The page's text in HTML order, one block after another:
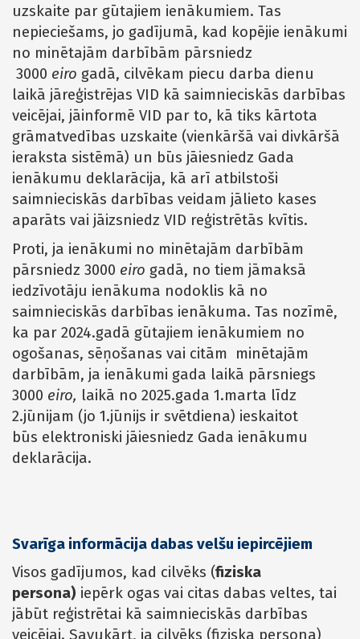
uzskaite par gūtajiem ienākumiem. Tas
nepieciešams, jo gadījumā, kad kopējie ienākumi
no minētajām darbībām pārsniedz
3000 eiro gadā, cilvēkam piecu darba dienu
laikā jāreģistrējas VID kā saimnieciskās darbības
veicējai, jāinformē VID par to, kā tiks kārtota
grāmatvedības uzskaite (vienkāršā vai divkāršā
ieraksta sistēmā) un būs jāiesniedz Gada
ienākumu deklarācija, kā arī atbilstoši
saimnieciskās darbības veidam jālieto kases
aparāts vai jāizsniedz VID reģistrētās kvītis.
Proti, ja ienākumi no minētajām darbībām
pārsniedz 3000 eiro gadā, no tiem jāmaksā
iedzīvotāju ienākuma nodoklis kā no
saimnieciskās darbības ienākuma. Tas nozīmē,
ka par 2024.gadā gūtajiem ienākumiem no
ogošanas, sēņošanas vai citām minētajām
darbībām, ja ienākumi gada laikā pārsniegs
3000 eiro, laikā no 2025.gada 1.marta līdz
2.jūnijam (jo 1.jūnijs ir svētdiena) ieskaitot
būs elektroniski jāiesniedz Gada ienākumu
deklarācija.
Svarīga informācija dabas velšu iepircējiem
Visos gadījumos, kad cilvēks (fiziska
persona) iepērk ogas vai citas dabas veltes, tai
jābūt reģistrētai kā saimnieciskās darbības
veicējai. Savukārt, ja cilvēks (fiziska persona)